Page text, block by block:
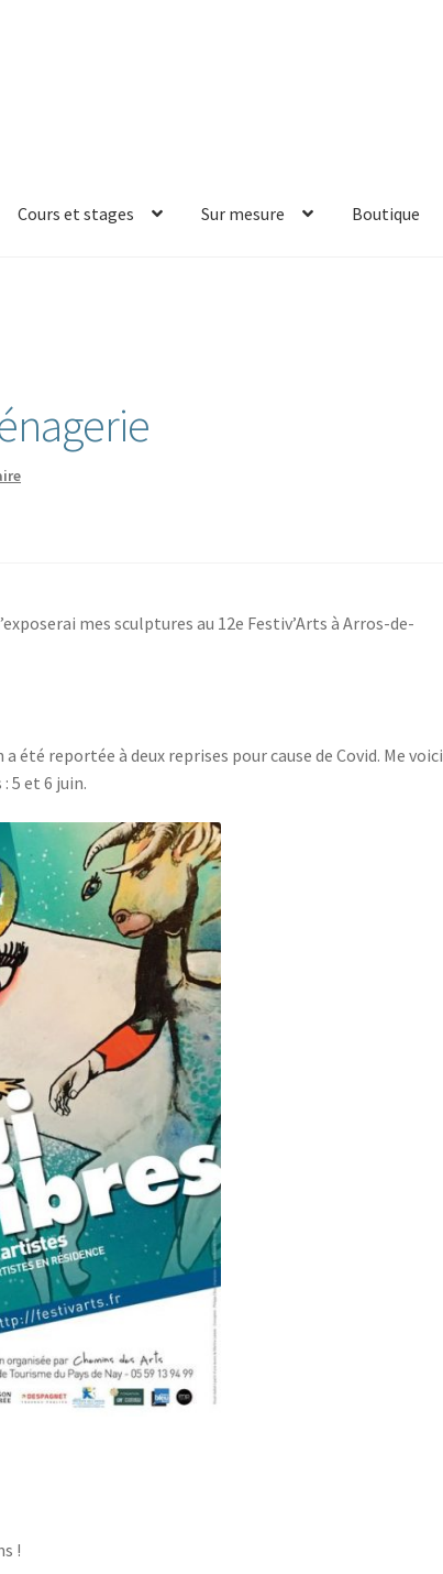
Cours et stages Sur mesure Boutique
mes sculptures au 12e Festiv’Arts à Arros-de-
été reportée à deux reprises pour cause de Covid. Me voici
5 et 6 juin.
!